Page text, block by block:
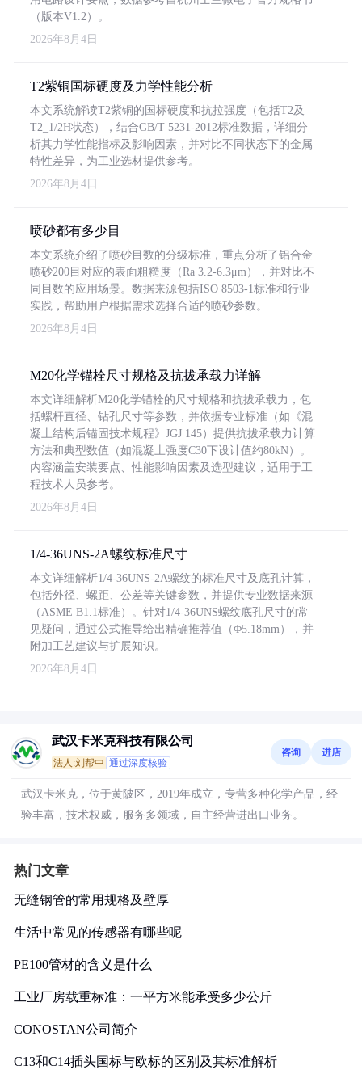
（版本V1.2）。
2026年8月4日
T2紫铜国标硬度及力学性能分析
本文系统解读T2紫铜的国标硬度和抗拉强度（包括T2及
T2_1/2H状态），结合GB/T 5231-2012标准数据，详细分
析其力学性能指标及影响因素，并对比不同状态下的金属
特性差异，为工业选材提供参考。
2026年8月4日
喷砂都有多少目
本文系统介绍了喷砂目数的分级标准，重点分析了铝合金
喷砂200目对应的表面粗糙度（Ra 3.2-6.3μm），并对比不
同目数的应用场景。数据来源包括ISO 8503-1标准和行业
实践，帮助用户根据需求选择合适的喷砂参数。
2026年8月4日
M20化学锚栓尺寸规格及抗拔承载力详解
本文详细解析M20化学锚栓的尺寸规格和抗拔承载力，包
括螺杆直径、钻孔尺寸等参数，并依据专业标准（如《混
凝土结构后锚固技术规程》JGJ 145）提供抗拔承载力计算
方法和典型数值（如混凝土强度C30下设计值约80kN）。
内容涵盖安装要点、性能影响因素及选型建议，适用于工
程技术人员参考。
2026年8月4日
1/4-36UNS-2A螺纹标准尺寸
本文详细解析1/4-36UNS-2A螺纹的标准尺寸及底孔计算，
包括外径、螺距、公差等关键参数，并提供专业数据来源
（ASME B1.1标准）。针对1/4-36UNS螺纹底孔尺寸的常
见疑问，通过公式推导给出精确推荐值（Φ5.18mm），并
附加工艺建议与扩展知识。
2026年8月4日
武汉卡米克科技有限公司
法人:刘帮中 通过深度核验
咨询 进店
武汉卡米克，位于黄陂区，2019年成立，专营多种化学产品，经
验丰富，技术权威，服务多领域，自主经营进出口业务。
热门文章
无缝钢管的常用规格及壁厚
生活中常见的传感器有哪些呢
PE100管材的含义是什么
工业厂房载重标准：一平方米能承受多少公斤
CONOSTAN公司简介
C13和C14插头国标与欧标的区别及其标准解析